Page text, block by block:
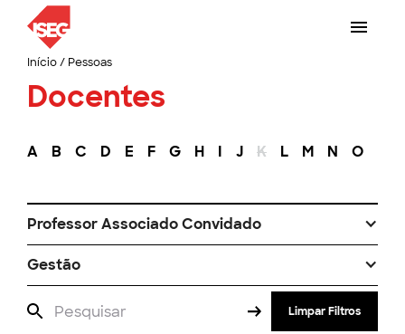
Início/ Pessoas
Docentes
A B C D E F G H I J K L M N O
Professor Associado Convidado
Gestão
Limpar Filtros